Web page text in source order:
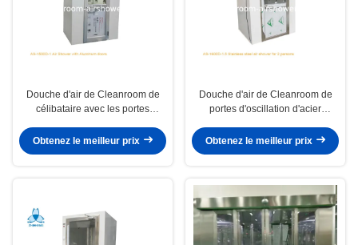
Douche d'air de Cleanroom de
célibataire avec les portes
Obtenez le meilleur prix
Douche d'air de Cleanroom de
portes d'oscillation d'acier
Obtenez le meilleur prix